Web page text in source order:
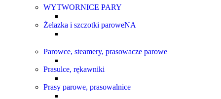
WYTWORNICE PARY
Żelazka i szczotki paroweNA
Parowce, steamery, prasowacze parowe
Prasulce, rękawniki
Prasy parowe, prasowalnice